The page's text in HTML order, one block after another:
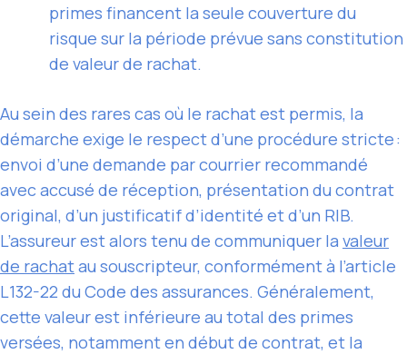
primes financent la seule couverture du
risque sur la période prévue sans constitution
de valeur de rachat.
Au sein des rares cas où le rachat est permis, la
démarche exige le respect d’une procédure stricte :
envoi d’une demande par courrier recommandé
avec accusé de réception, présentation du contrat
original, d’un justificatif d’identité et d’un RIB.
L’assureur est alors tenu de communiquer la valeur
de rachatau souscripteur, conformément à l’article
L132-22 du Code des assurances. Généralement,
cette valeur est inférieure au total des primes
versées, notamment en début de contrat, et la